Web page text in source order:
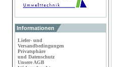
Informationen
Liefer- und
Versandbedingungen
Privatsphäre
und Datenschutz
Unsere AGB